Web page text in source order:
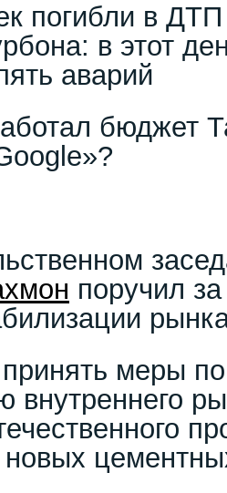
погибли в
в этот
аварий
бюджет
поручил
меры
внутреннего
новых